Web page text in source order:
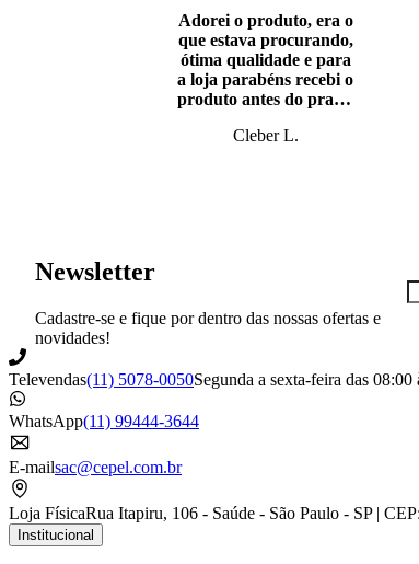
Adorei o produto, era o
que estava procurando,
ótima qualidade e para
a loja parabéns recebi o
produto antes do prazo,
Cleber L.
Newsletter
Cadastre-se e fique por dentro das nossas ofertas e
novidades!
Televendas(11) 5078-0050Segunda a sexta-feira das 08:00
WhatsApp(11) 99444-3644
E-mailsac@cepel.com.br
Loja FísicaRua Itapiru, 106 - Saúde - São Paulo - SP |
Institucional